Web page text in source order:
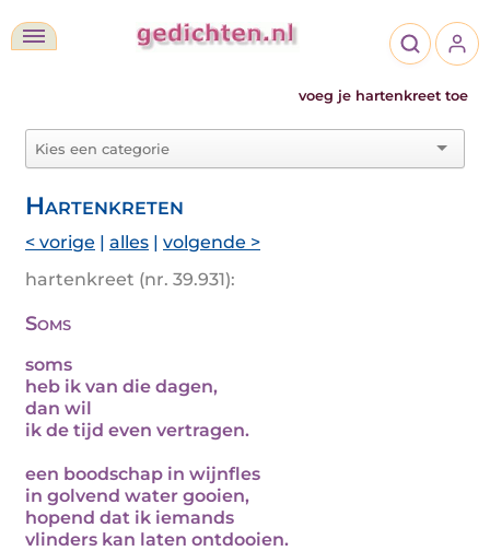
voeg je hartenkreet toe
Hartenkreten
< vorige | alles | volgende >
hartenkreet (nr. 39.931):
Soms
soms
heb ik van die dagen,
dan wil
ik de tijd even vertragen.
een boodschap in wijnfles
in golvend water gooien,
hopend dat ik iemands
vlinders kan laten ontdooien.